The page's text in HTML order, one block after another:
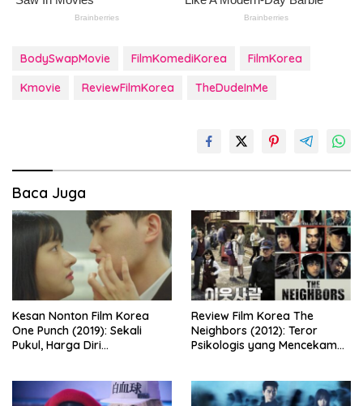
BodySwapMovie FilmKomediKorea
FilmKorea
Kmovie
ReviewFilmKorea TheDudeInMe
Baca Juga
Kesan Nonton Film Korea
One Punch (2019): Sekali
Pukul, Harga Diri
Review Film Korea The
Neighbors (2012): Teror
Psikologis yang Mencekam